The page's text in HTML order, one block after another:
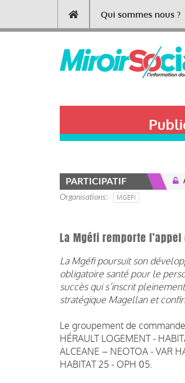
contenu
Main
navigation
Qui sommes nous ?
PARTICIPATIF
Organisations MGEFI
La Mgéfi remporte
La Mgéfi poursuit son
obligatoire santé pour le
succès qui s’inscrit
stratégique Magellan et
Le groupement de
HÉRAULT LOGEMENT -
ALCEANE – NEOTOA - VAR
HABITAT 25 - OPH 05.